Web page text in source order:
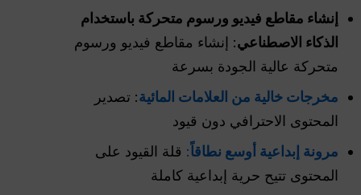
إنشاء مقاطع فيديو ورسوم متحركة باستخدام
الذكاء الاصطناعي: إنشاء مقاطع فيديو ورسوم
متحركة عالية الجودة بسرعة
مخرجات خالية من العلامات المائية: تصدير
المحتوى الاحترافي دون قيود
مرونة إبداعية أوسع نطاقاً: قلة القيود على
المحتوى تتيح حرية إبداعية كاملة